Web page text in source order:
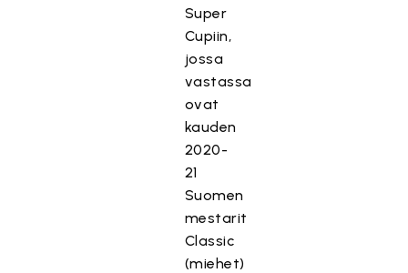
Super
Cupiin,
jossa
vastassa
ovat
kauden
2020-
21
Suomen
mestarit
Classic
(miehet)